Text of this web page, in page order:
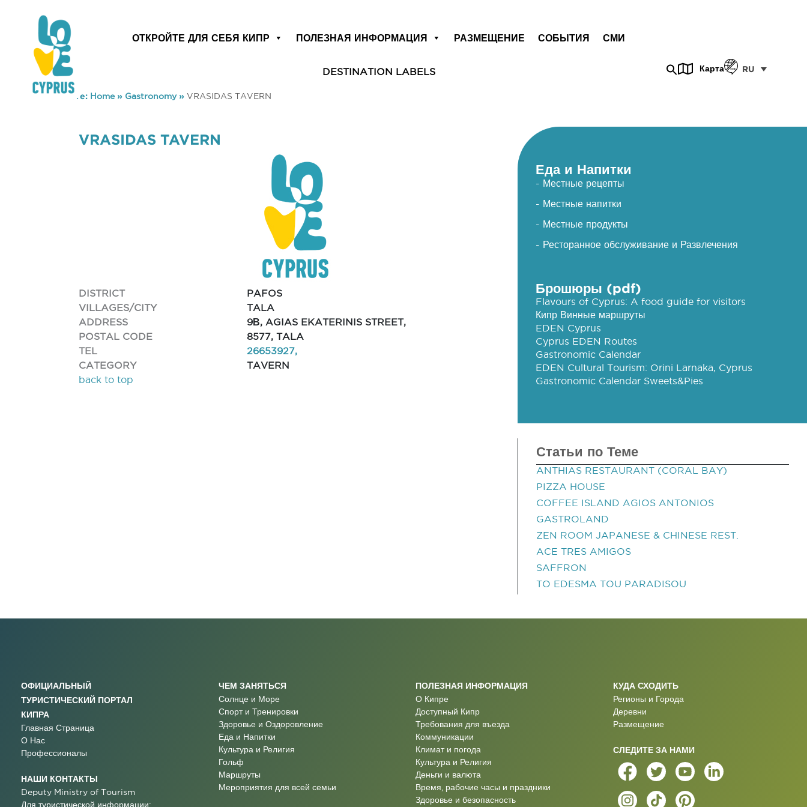
ОТКРОЙТЕ ДЛЯ СЕБЯ КИПР ПОЛЕЗНАЯ ИНФОРМАЦИЯ РАЗМЕЩЕНИЕ СОБЫТИЯ СМИ
DESTINATION LABELS Карта RU
You are here: Home» Gastronomy» VRASIDAS TAVERN
VRASIDAS TAVERN
DISTRICT
PAFOS
VILLAGES/CITY
TALA
ADDRESS
9Β, AGIAS EKATERINIS STREET,
POSTAL CODE
8577, TALA
TEL
26653927,
CATEGORY
TAVERN
back to top
Еда и Напитки
- Местные рецепты
- Местные напитки
- Местные продукты
- Ресторанное обслуживание и Развлечения
Брошюры (pdf)
Flavours of Cyprus: A food guide for visitors
Кипр Винные маршруты
EDEN Cyprus
Cyprus EDEN Routes
Gastronomic Calendar
EDEN Cultural Tourism: Orini Larnaka, Cyprus
Gastronomic Calendar Sweets&Pies
Статьи по Теме
ANTHIAS RESTAURANT (CORAL BAY)
PIZZA HOUSE
COFFEE ISLAND AGIOS ANTONIOS
GASTROLAND
ZEN ROOM JAPANESE & CHINESE REST.
ACE TRES AMIGOS
SAFFRON
TO EDESMA TOU PARADISOU
ОФИЦИАЛЬНЫЙ
ТУРИСТИЧЕСКИЙ ПОРТАЛ
КИПРА
Главная Страница
О Нас
Профессионалы
НАШИ КОНТАКТЫ
Deputy Ministry of Tourism
Для туристической информации:
ЧЕМ ЗАНЯТЬСЯ
Солнце и Море
Спорт и Тренировки
Здоровье и Оздоровление
Еда и Напитки
Культура и Религия
Гольф
Маршруты
Мероприятия для всей семьи
ПОЛЕЗНАЯ ИНФОРМАЦИЯ
О Кипре
Доступный Кипр
Требования для въезда
Коммуникации
Климат и погода
Культура и Религия
Деньги и валюта
Время, рабочие часы и праздники
Здоровье и безопасность
КУДА СХОДИТЬ
Регионы и Города
Деревни
Размещение
СЛЕДИТЕ ЗА НАМИ